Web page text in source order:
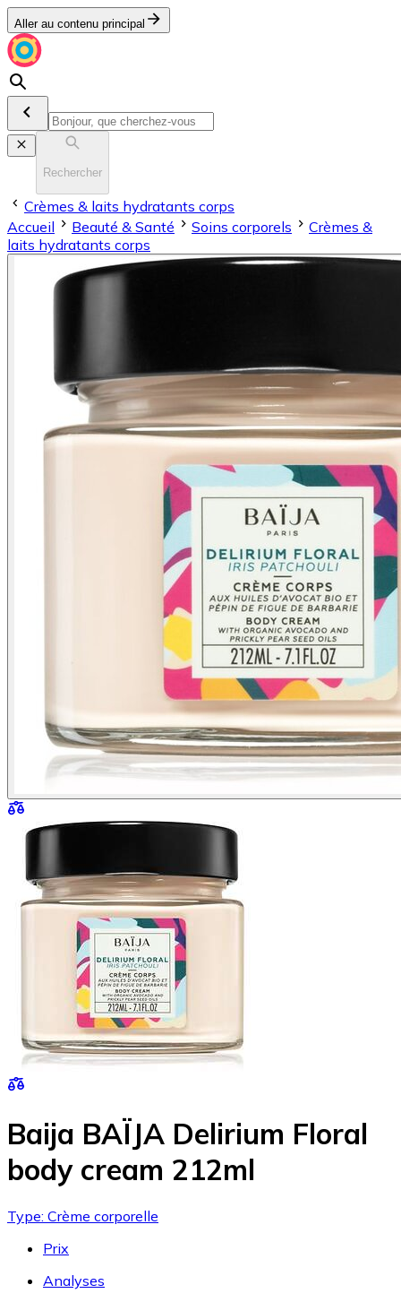
Aller au contenu principal
Rechercher
Crèmes & laits hydratants corps
Accueil
Beauté & Santé Soins corporels
Crèmes &
laits hydratants corps
Baija BAÏJA Delirium Floral
body cream 212ml
Type: Crème corporelle
Prix
Analyses